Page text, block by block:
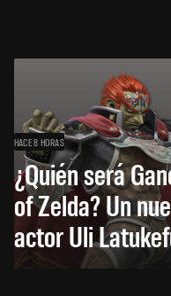
HACE 8 HORAS
¿Quién será
of Zelda? Un
actor Uli